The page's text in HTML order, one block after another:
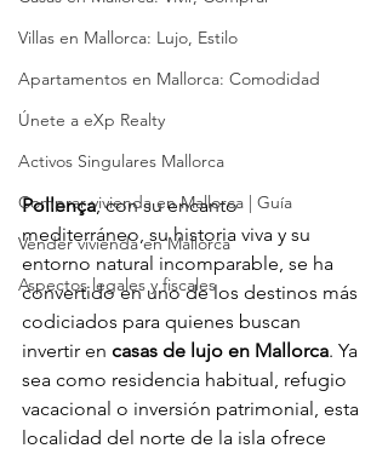
Villas en Mallorca: Lujo, Estilo
Apartamentos en Mallorca: Comodidad
Únete a eXp Realty
Activos Singulares Mallorca
Comprar vivienda en Mallorca | Guía
Vender vivienda en Mallorca
Aspectos legales y fiscales
Pollença, con su encanto
mediterráneo, su historia viva y su
entorno natural incomparable, se ha
convertido en uno de los destinos más
codiciados para quienes buscan
invertir en casas de lujo en Mallorca. Ya
sea como residencia habitual, refugio
vacacional o inversión patrimonial, esta
localidad del norte de la isla ofrece